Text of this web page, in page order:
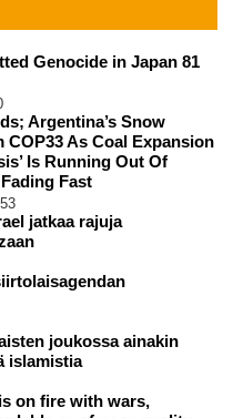
Genocide in Japan 81
Argentina’s Snow
COP33 As Coal Expansion
Is Running Out Of
Fast
jatkaa rajuja
joukossa ainakin
islamistia
on fire with wars,